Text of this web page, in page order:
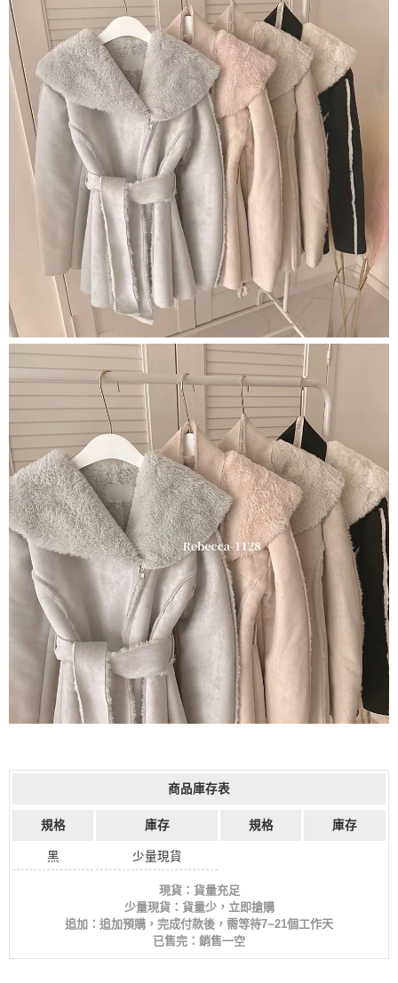
商品庫存表
規格 庫存 規格 庫存
黑 少量現貨
現貨：貨量充足
少量現貨：貨量少，立即搶購
追加：追加預購，完成付款後，需等待7~21個工作天
已售完：銷售一空